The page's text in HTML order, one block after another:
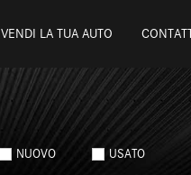
VENDI LA TUA AUTO
NUOVO USATO